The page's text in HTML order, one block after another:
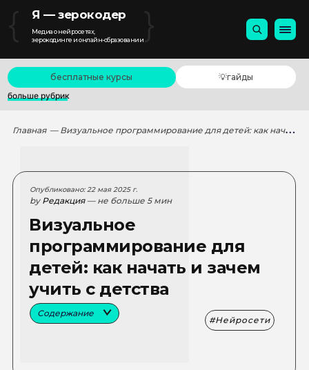
{ Я — зерокодер
Медиа о нейросетях,
зерокодинге и онлайн-образовании}
бесплатные курсы
💡гайды
больше рубрик
Главная — Визуальное программирование для детей: как начать и зачем учить с детства
Опубликовано: 22 мая 2025 г.
by Редакция — не больше 5 мин
Визуальное
программирование для
детей: как начать и зачем
учить с детства
Содержание
Нейросети